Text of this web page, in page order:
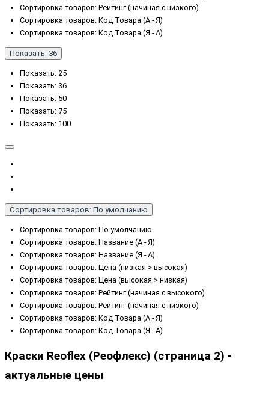
Сортировка товаров: Рейтинг (начиная с низкого)
Сортировка товаров: Код Товара (А - Я)
Сортировка товаров: Код Товара (Я - А)
Показать: 36
Показать: 25
Показать: 36
Показать: 50
Показать: 75
Показать: 100
Сортировка товаров: По умолчанию
Сортировка товаров: По умолчанию
Сортировка товаров: Название (А - Я)
Сортировка товаров: Название (Я - А)
Сортировка товаров: Цена (низкая > высокая)
Сортировка товаров: Цена (высокая > низкая)
Сортировка товаров: Рейтинг (начиная с высокого)
Сортировка товаров: Рейтинг (начиная с низкого)
Сортировка товаров: Код Товара (А - Я)
Сортировка товаров: Код Товара (Я - А)
Краски Reoflex (Реофлекс) (страница 2) -
актуальные цены